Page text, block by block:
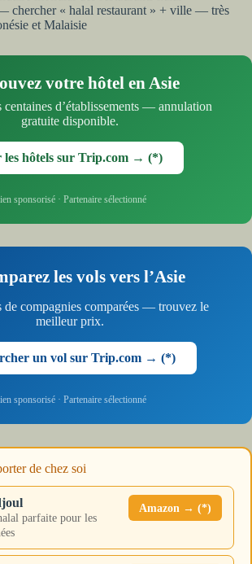
chercher « halal restaurant » + ville — très
et Malaisie
votre hôtel en Asie
centaines d’établissements — annulation
gratuite disponible.
les hôtels sur Trip.com → (*)
sponsorisé · Partenaire sélectionné
les vols vers l’Asie
de compagnies comparées — trouvez le
meilleur prix.
un vol sur Trip.com → (*)
sponsorisé · Partenaire sélectionné
de chez soi
parfaite pour les
Amazon → (*)